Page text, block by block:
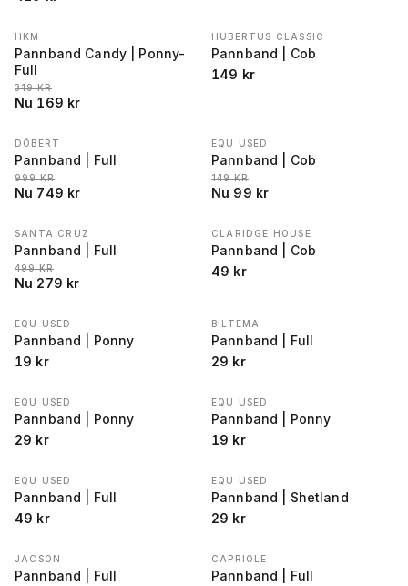
REA
HKM
Pannband Candy | Ponny-
Full
LÄGSTA PRIS 30 DAGAR FÖRE REA
319KR
Nu 169 kr
HUBERTUS CLASSIC
Pannband | Cob
149 kr
REA−
DÖBERT
Pannband | Full
LÄGSTA PRIS 30 DAGAR FÖRE REA
999KR
Nu 749 kr
REA −34
EQU USED
Pannband | Cob
LÄGSTA PRIS 30 DAGAR FÖRE REA
149KR
Nu 99 kr
REA−44%
SANTA CRUZ
Pannband | Full
LÄGSTA PRIS 30 DAGAR FÖRE REA
499KR
Nu 279 kr
CLARIDGE HOUSE
Pannband | Cob
49 kr
EQU USED
Pannband | Ponny
19 kr
BILTEMA
Pannband | Full
29 kr
EQU USED
Pannband | Ponny
29 kr
EQU USED
Pannband | Ponny
19 kr
EQU USED
Pannband | Full
49 kr
EQU USED
Pannband | Shetland
29 kr
REA−47
JACSON
Pannband | Full
CAPRIOLE
Pannband | Full